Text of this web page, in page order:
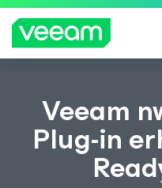
Hinweise von Veeam
Update von
MEH
Veeam
Plug-in